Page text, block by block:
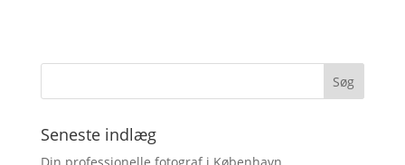
Seneste indlæg